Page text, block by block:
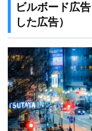
ビルボード広
した広告）